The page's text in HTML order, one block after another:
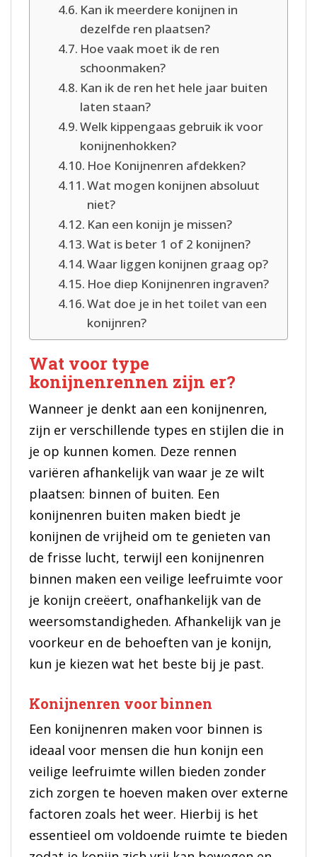
Kan ik meerdere konijnen in
dezelfde ren plaatsen?
Hoe vaak moet ik de ren
schoonmaken?
Kan ik de ren het hele jaar buiten
laten staan?
Welk kippengaas gebruik ik voor
konijnenhokken?
Hoe Konijnenren afdekken?
Wat mogen konijnen absoluut
niet?
Kan een konijn je missen?
Wat is beter 1 of 2 konijnen?
Waar liggen konijnen graag op?
Hoe diep Konijnenren ingraven?
Wat doe je in het toilet van een
konijnren?
Wat voor type
konijnenrennen zijn er?
Wanneer je denkt aan een konijnenren,
zijn er verschillende types en stijlen die in
je op kunnen komen. Deze rennen
variëren afhankelijk van waar je ze wilt
plaatsen: binnen of buiten. Een
konijnenren buiten maken biedt je
konijnen de vrijheid om te genieten van
de frisse lucht, terwijl een konijnenren
binnen maken een veilige leefruimte voor
je konijn creëert, onafhankelijk van de
weersomstandigheden. Afhankelijk van je
voorkeur en de behoeften van je konijn,
kun je kiezen wat het beste bij je past.
Konijnenren voor binnen
Een konijnenren maken voor binnen is
ideaal voor mensen die hun konijn een
veilige leefruimte willen bieden zonder
zich zorgen te hoeven maken over externe
factoren zoals het weer. Hierbij is het
essentieel om voldoende ruimte te bieden